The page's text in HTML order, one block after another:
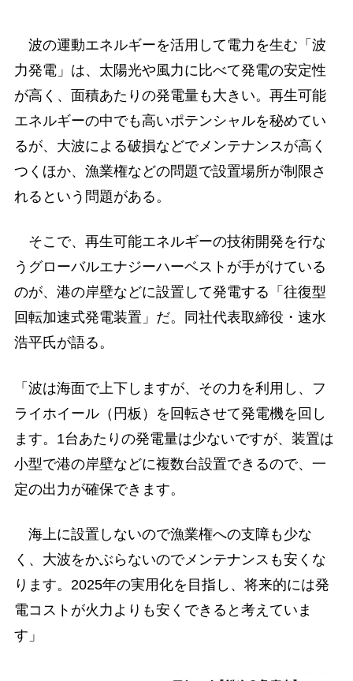
波の運動エネルギーを活用して電力を生む「波
力発電」は、太陽光や風力に比べて発電の安定性
が高く、面積あたりの発電量も大きい。再生可能
エネルギーの中でも高いポテンシャルを秘めてい
るが、大波による破損などでメンテナンスが高く
つくほか、漁業権などの問題で設置場所が制限さ
れるという問題がある。
そこで、再生可能エネルギーの技術開発を行な
うグローバルエナジーハーベストが手がけている
のが、港の岸壁などに設置して発電する「往復型
回転加速式発電装置」だ。同社代表取締役・速水
浩平氏が語る。
「波は海面で上下しますが、その力を利用し、フ
ライホイール（円板）を回転させて発電機を回し
ます。1台あたりの発電量は少ないですが、装置は
小型で港の岸壁などに複数台設置できるので、一
定の出力が確保できます。
海上に設置しないので漁業権への支障も少な
く、大波をかぶらないのでメンテナンスも安くな
ります。2025年の実用化を目指し、将来的には発
電コストが火力よりも安くできると考えていま
す」